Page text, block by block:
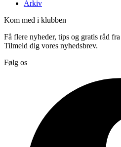
Arkiv
Kom med i klubben
Få flere nyheder, tips og gratis råd
Tilmeld dig vores nyhedsbrev.
Følg os